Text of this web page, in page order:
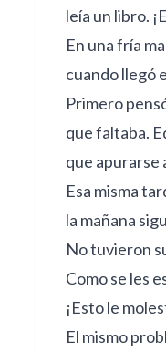
leía un libro.
En una fría
cuando llegó
Primero
que faltaba.
que apurarse
Esa misma
la mañana
No tuvieron
Como se les
¡Esto le
El mismo